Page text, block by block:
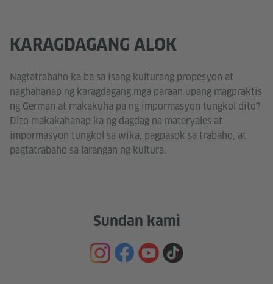
KARAGDAGANG ALOK
Nagtatrabaho ka ba sa isang kulturang propesyon at
naghahanap ng karagdagang mga paraan upang magpraktis
ng German at makakuha pa ng impormasyon tungkol dito?
Dito makakahanap ka ng dagdag na materyales at
impormasyon tungkol sa wika, pagpasok sa trabaho, at
pagtatrabaho sa larangan ng kultura.
Sundan kami